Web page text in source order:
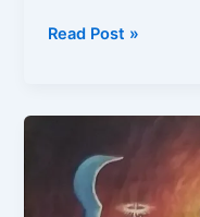
Read Post »
स्तोत्रं |
Kalika
Stotram